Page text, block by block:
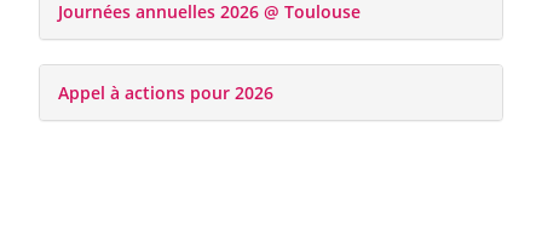
Journées annuelles 2026 @ Toulouse
Appel à actions pour 2026